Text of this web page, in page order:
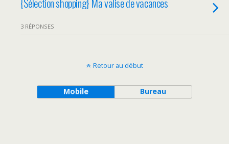
3 RÉPONSES
Retour au début
Mobile Bureau